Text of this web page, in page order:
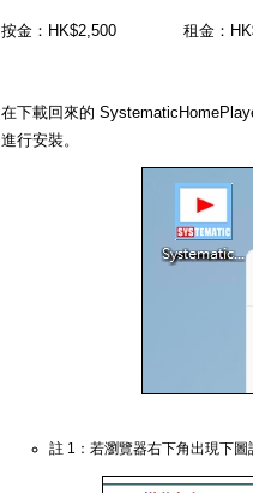
按金：HK$2,500 租金：
在下載回來的
進行安裝。
註 1：若瀏覽器右下角出現下圖